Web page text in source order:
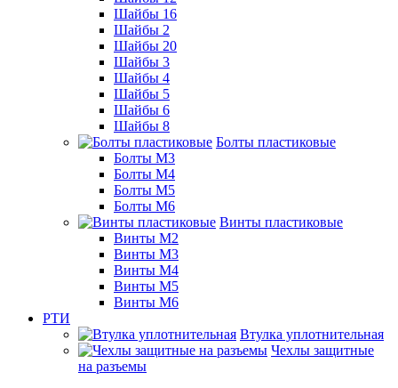
Шайбы 16
Шайбы 2
Шайбы 20
Шайбы 3
Шайбы 4
Шайбы 5
Шайбы 6
Шайбы 8
Болты пластиковые
Болты М3
Болты М4
Болты М5
Болты М6
Винты пластиковые
Винты М2
Винты М3
Винты М4
Винты М5
Винты М6
РТИ
Втулка уплотнительная
Чехлы защитные
на разъемы